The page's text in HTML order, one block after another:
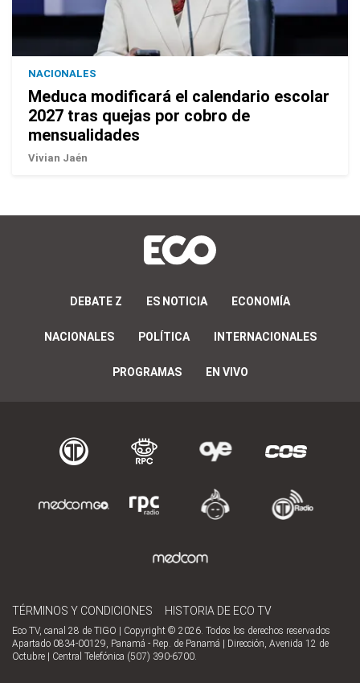
NACIONALES
Meduca modificará el calendario escolar
2027 tras quejas por cobro de
mensualidades
Vivian Jaén
DEBATE Z ES NOTICIA ECONOMÍA
NACIONALES POLÍTICA INTERNACIONALES
PROGRAMAS EN VIVO
TÉRMINOS Y CONDICIONES HISTORIA DE ECO TV
Eco TV, canal 28 de TIGO | Copyright © 2026. Todos los derechos reservados
Apartado 0834-00129, Panamá - Rep. de Panamá | Dirección, Avenida 12 de
Octubre | Central Telefónica (507) 390-6700.